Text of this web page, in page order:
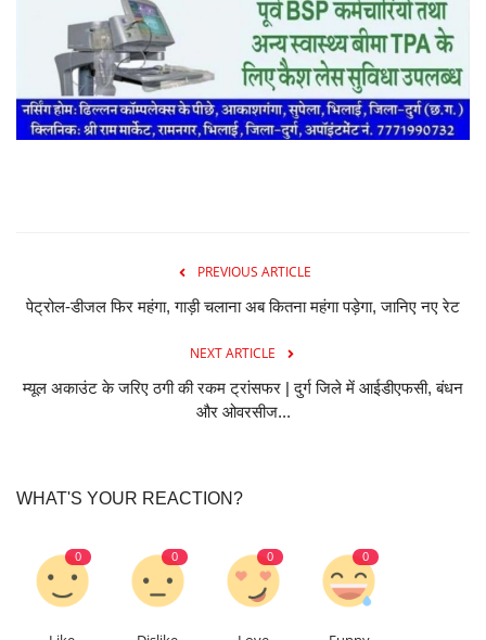
PREVIOUS ARTICLE
पेट्रोल-डीजल फिर महंगा, गाड़ी चलाना अब कितना महंगा पड़ेगा, जानिए नए रेट
NEXT ARTICLE
म्यूल अकाउंट के जरिए ठगी की रकम ट्रांसफर | दुर्ग जिले में आईडीएफसी, बंधन
और ओवरसीज...
WHAT'S YOUR REACTION?
0 0 0 0